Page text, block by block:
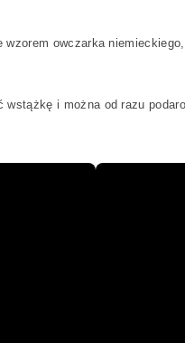
owczarka
wstążkę i można od razu